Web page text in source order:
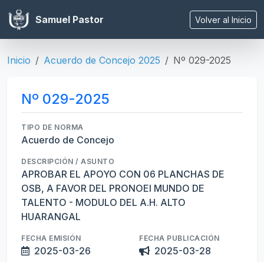
Samuel Pastor Volver al Inicio
Inicio Acuerdo de Concejo 2025 Nº 029-2025
Nº 029-2025
TIPO DE NORMA
Acuerdo de Concejo
DESCRIPCIÓN / ASUNTO
APROBAR EL APOYO CON 06 PLANCHAS DE
OSB, A FAVOR DEL PRONOEI MUNDO DE
TALENTO - MODULO DEL A.H. ALTO
HUARANGAL
FECHA EMISIÓN
2025-03-26
FECHA PUBLICACIÓN
2025-03-28